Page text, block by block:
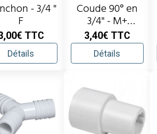
- 3/4 "
F
TTC
Détails
Coude 90° en
3/4" - M+
cannelé
3,40€ TTC
Détails